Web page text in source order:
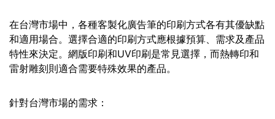
在台灣市場中，各種客製化廣告筆的印刷方式各有其優缺點
和適用場合。選擇合適的印刷方式應根據預算、需求及產品
特性來決定。網版印刷和UV印刷是常見選擇，而熱轉印和
雷射雕刻則適合需要特殊效果的產品。
針對台灣市場的需求：